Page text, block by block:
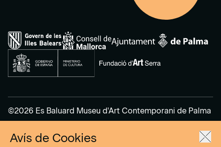
©2026 Es Baluard Museu d'Art Contemporani de Palma
Avís legal
Avís de Cookies